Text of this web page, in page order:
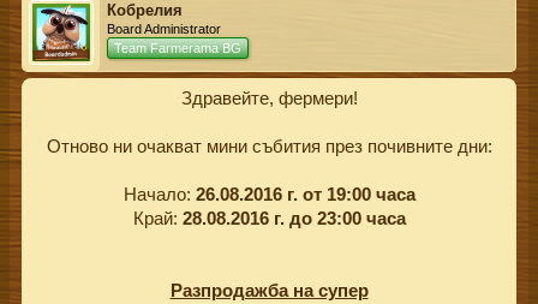
Кобрелия
Board Administrator
Team Farmerama BG
Здравейте, фермери!
Отново ни очакват мини събития през почивните дни:
Начало: 26.08.2016 г. от 19:00 часа
Край: 28.08.2016 г. до 23:00 часа
Разпродажба на супер